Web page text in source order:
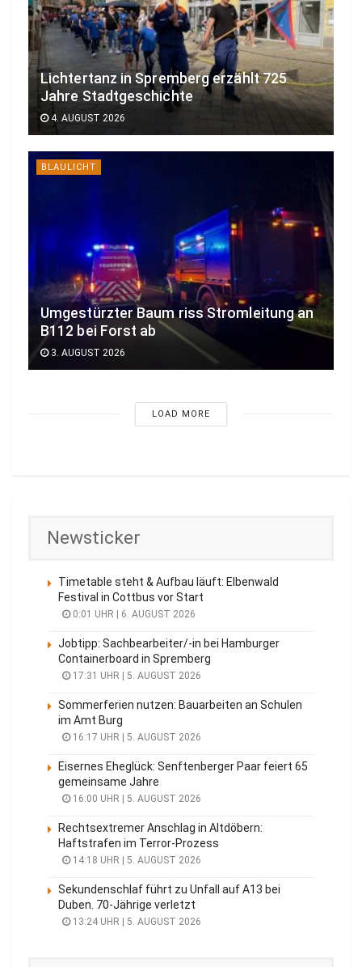
Lichtertanz in Spremberg erzählt 725
Jahre Stadtgeschichte
4. AUGUST 2026
BLAULICHT
Umgestürzter Baum riss Stromleitung an
B112 bei Forst ab
3. AUGUST 2026
LOAD MORE
Newsticker
Timetable steht & Aufbau läuft: Elbenwald
Festival in Cottbus vor Start
0:01 UHR | 6. AUGUST 2026
Jobtipp: Sachbearbeiter/-in bei Hamburger
Containerboard in Spremberg
17:31 UHR | 5. AUGUST 2026
Sommerferien nutzen: Bauarbeiten an Schulen
im Amt Burg
16:17 UHR | 5. AUGUST 2026
Eisernes Eheglück: Senftenberger Paar feiert 65
gemeinsame Jahre
16:00 UHR | 5. AUGUST 2026
Rechtsextremer Anschlag in Altdöbern:
Haftstrafen im Terror-Prozess
14:18 UHR | 5. AUGUST 2026
Sekundenschlaf führt zu Unfall auf A13 bei
Duben. 70-Jährige verletzt
13:24 UHR | 5. AUGUST 2026